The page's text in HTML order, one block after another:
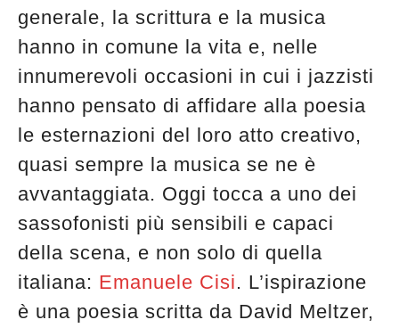
generale, la scrittura e la musica
hanno in comune la vita e, nelle
innumerevoli occasioni in cui i jazzisti
hanno pensato di affidare alla poesia
le esternazioni del loro atto creativo,
quasi sempre la musica se ne è
avvantaggiata. Oggi tocca a uno dei
sassofonisti più sensibili e capaci
della scena, e non solo di quella
italiana: Emanuele Cisi. L’ispirazione
è una poesia scritta da David Meltzer,